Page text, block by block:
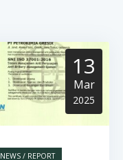
13
Mar
2025
NEWS / REPORT